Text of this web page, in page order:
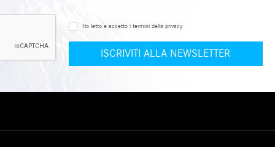
Ho letto e accetto i termini della privacy